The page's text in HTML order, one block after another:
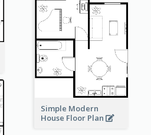
Simple Modern
House Floor Plan